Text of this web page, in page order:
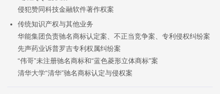
侵犯赞同科技金融软件著作权案
传统知识产权与其他业务
华能集团负责驰名商标认定案、不正当竞争案、专利侵权纠纷案
先声药业诉普罗吉专利权属纠纷案
“伟哥”未注册驰名商标和“蓝色菱形立体商标”案
清华大学“清华”驰名商标认定与侵权案